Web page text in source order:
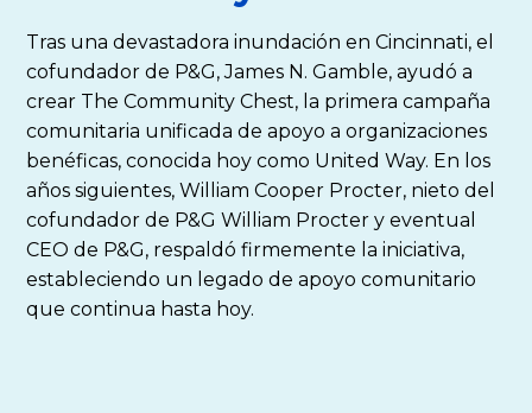
Tras una devastadora inundación en Cincinnati, el
cofundador de P&G, James N. Gamble, ayudó a
crear The Community Chest, la primera campaña
comunitaria unificada de apoyo a organizaciones
benéficas, conocida hoy como United Way. En los
años siguientes, William Cooper Procter, nieto del
cofundador de P&G William Procter y eventual
CEO de P&G, respaldó firmemente la iniciativa,
estableciendo un legado de apoyo comunitario
que continua hasta hoy.